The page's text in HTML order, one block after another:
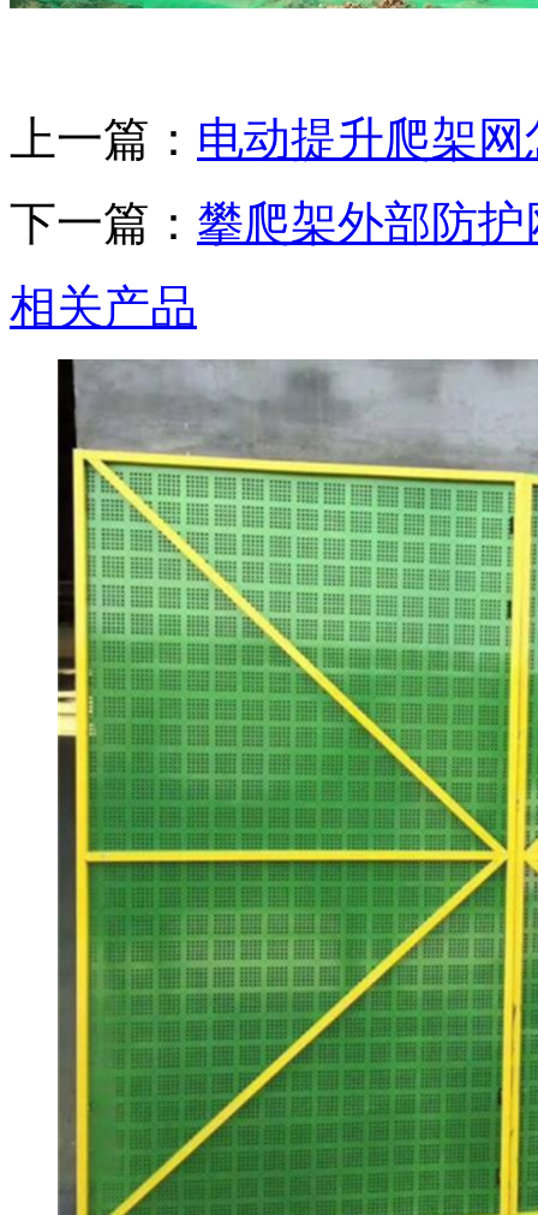
上一篇： 电动提升爬架
下一篇： 攀爬架外部防
相关产品